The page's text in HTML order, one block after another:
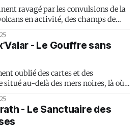
ravagé par les convulsions de la
en activité, des champs de
monde brutal est le berceau des
- Le Gouffre sans
oublié des cartes et des
au-delà des mers noires, là où
des brumes éternelles et des forêts
- Le Sanctuaire des